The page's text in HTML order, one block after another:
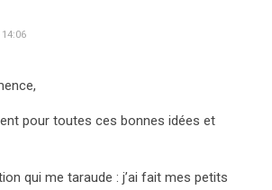
14:06
pour toutes ces bonnes idées et
qui me taraude : j’ai fait mes petits